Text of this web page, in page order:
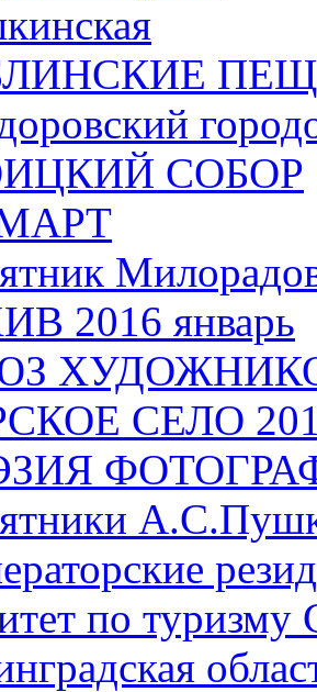
СОБОР
2016 январь
СЕЛО
по туризму